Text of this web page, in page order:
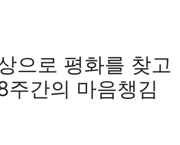
으로 평화를 찾고
간의 마음챙김